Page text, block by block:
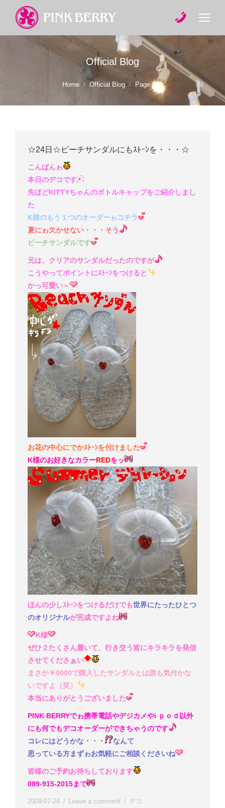
Official Blog
Home Official Blog Page 544
☆24日☆ビーチサンダルにもｽﾄｰﾝを・・・☆
こんばんゎ
本日のデコです
先ほどKITTYちゃんのボトルキャップをご紹介しまし
た
K様のもう１つのオーダーゎコチラ
夏にゎ欠かせない・・・そう
ビーチサンダルです
元は、クリアのサンダルだったのですが
こうやってポイントにｽﾄｰﾝをつけると
かっ可愛い～
お花の中心にでかｽﾄｰﾝを付けました
K様のお好きなカラーREDをッ
ほんの少しｽﾄｰﾝをつけるだけでも世界にたったひとつ
のオリジナルが完成ですよね
K様
ぜひ２たくさん履いて、行き交う皆にキラキラを発信
させてくださぁい
まさか￥0000で購入したサンダルとは誰も気付かな
いですよ（笑）
本当にありがとうございました
PINK BERRYでゎ携帯電話やデジカメやi ｐｏｄ以外
にも何でもデコオーダーができちゃうのです
コレにはどうかな・・・
なんて
思っている方まずゎお気軽にご相談くださいね
皆様のご予約お待ちしております
089-915-2015まで
2009-07-24 Leave a comment
デコ